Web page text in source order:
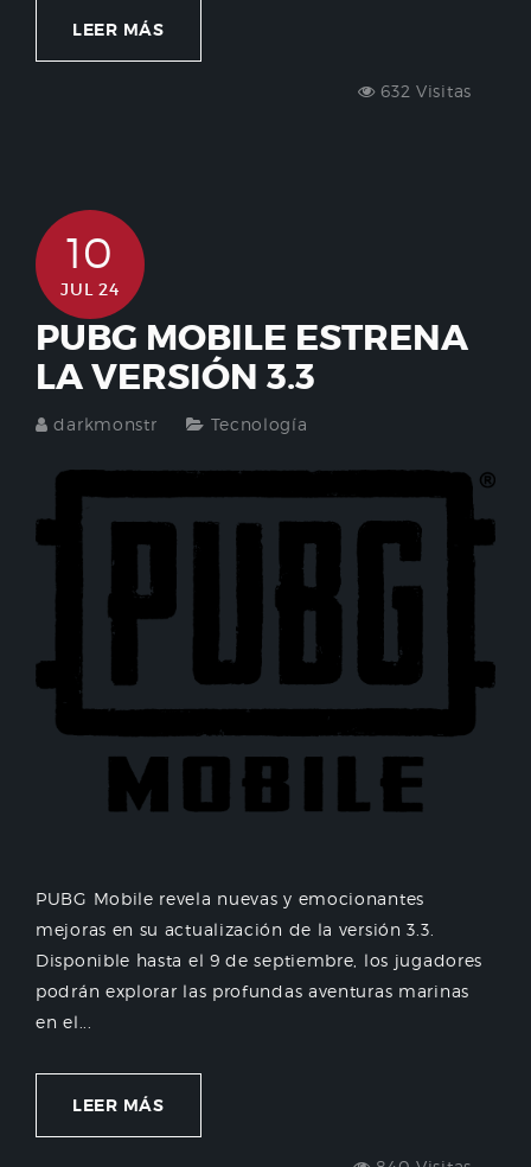
LEER MÁS
632 Visitas
10
JUL 24
PUBG MOBILE ESTRENA
LA VERSIÓN 3.3
darkmonstr Tecnología
PUBG Mobile revela nuevas y emocionantes
mejoras en su actualización de la versión 3.3.
Disponible hasta el 9 de septiembre, los jugadores
podrán explorar las profundas aventuras marinas
en el...
LEER MÁS